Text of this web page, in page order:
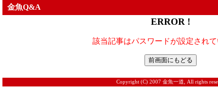
金魚Q&A
ERROR !
該当記事はパスワードが設定され
Copyright (C) 2007 金魚一道, All rights